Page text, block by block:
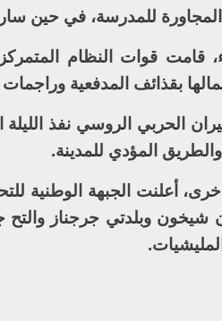
المجاورة للمدرسة، في حين
قامت قوات النظام
بقذائف المدفعية
الحربي الروسي نفذ
المؤدي للمدينة.
أعلنت الجبهة الوطنية
شيخون وبلدتي جرجناز